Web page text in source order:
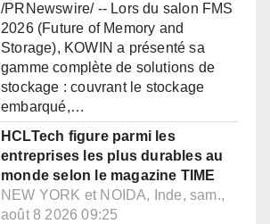
/PRNewswire/ -- Lors du salon FMS
2026 (Future of Memory and
Storage), KOWIN a présenté sa
gamme complète de solutions de
stockage : couvrant le stockage
embarqué,…
HCLTech figure parmi les
entreprises les plus durables au
monde selon le magazine TIME
NEW YORK et NOIDA, Inde, sam.,
août 8 2026 09:25